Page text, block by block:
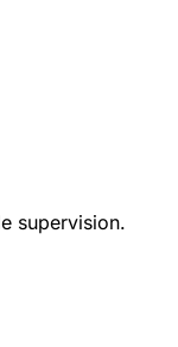
supervision.